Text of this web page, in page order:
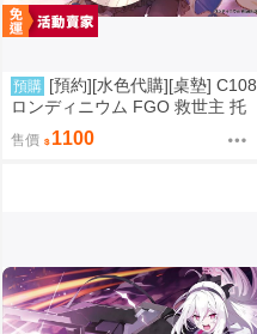
預購 [預約][水色代購][桌墊] C108
ロンディニウム FGO 救世主 托
內莉可
售價 1100